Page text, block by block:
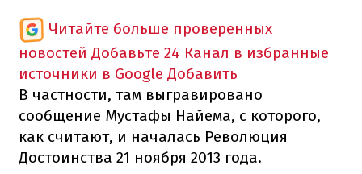
Читайте больше проверенных
новостей Добавьте 24 Канал в избранные
источники в Google Добавить
В частности, там выгравировано
сообщение Мустафы Найема, с которого,
как считают, и началась Революция
Достоинства 21 ноября 2013 года.